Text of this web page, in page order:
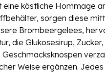
köstliche Hommage
sorgen diese
Brombeergelees,
die Glukosesirup,
Geschmacksknospen
Weise ergänzen.